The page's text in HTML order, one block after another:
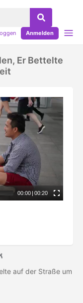
Anmelden
Er Bettelte
00:00 | 00:20
auf der Straße um